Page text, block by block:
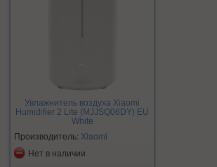
Увлажнитель воздуха Xiaomi
Humidifier 2 Lite (MJJSQ06DY) EU
White
Производитель: Xiaomi
Нет в наличии